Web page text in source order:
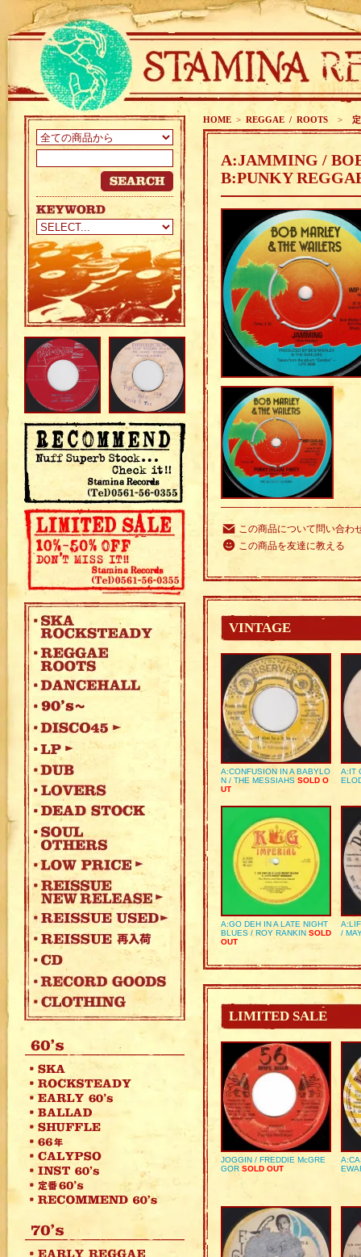
HOME > REGGAE / ROOTS >
A:JAMMING /
B:PUNKY
この商品について問い合わ
この商品を友達に教える
VINTAGE
A:CONFUSION IN A BABYLO
N / THE MESSIAHS SOLD O
UT
A:IT
A:GO DEH IN A LATE NIGHT
BLUES / ROY RANKIN SOLD
OUT
/
LIMITED SALE
JOGGIN / FREDDIE McGRE
GOR SOLD OUT